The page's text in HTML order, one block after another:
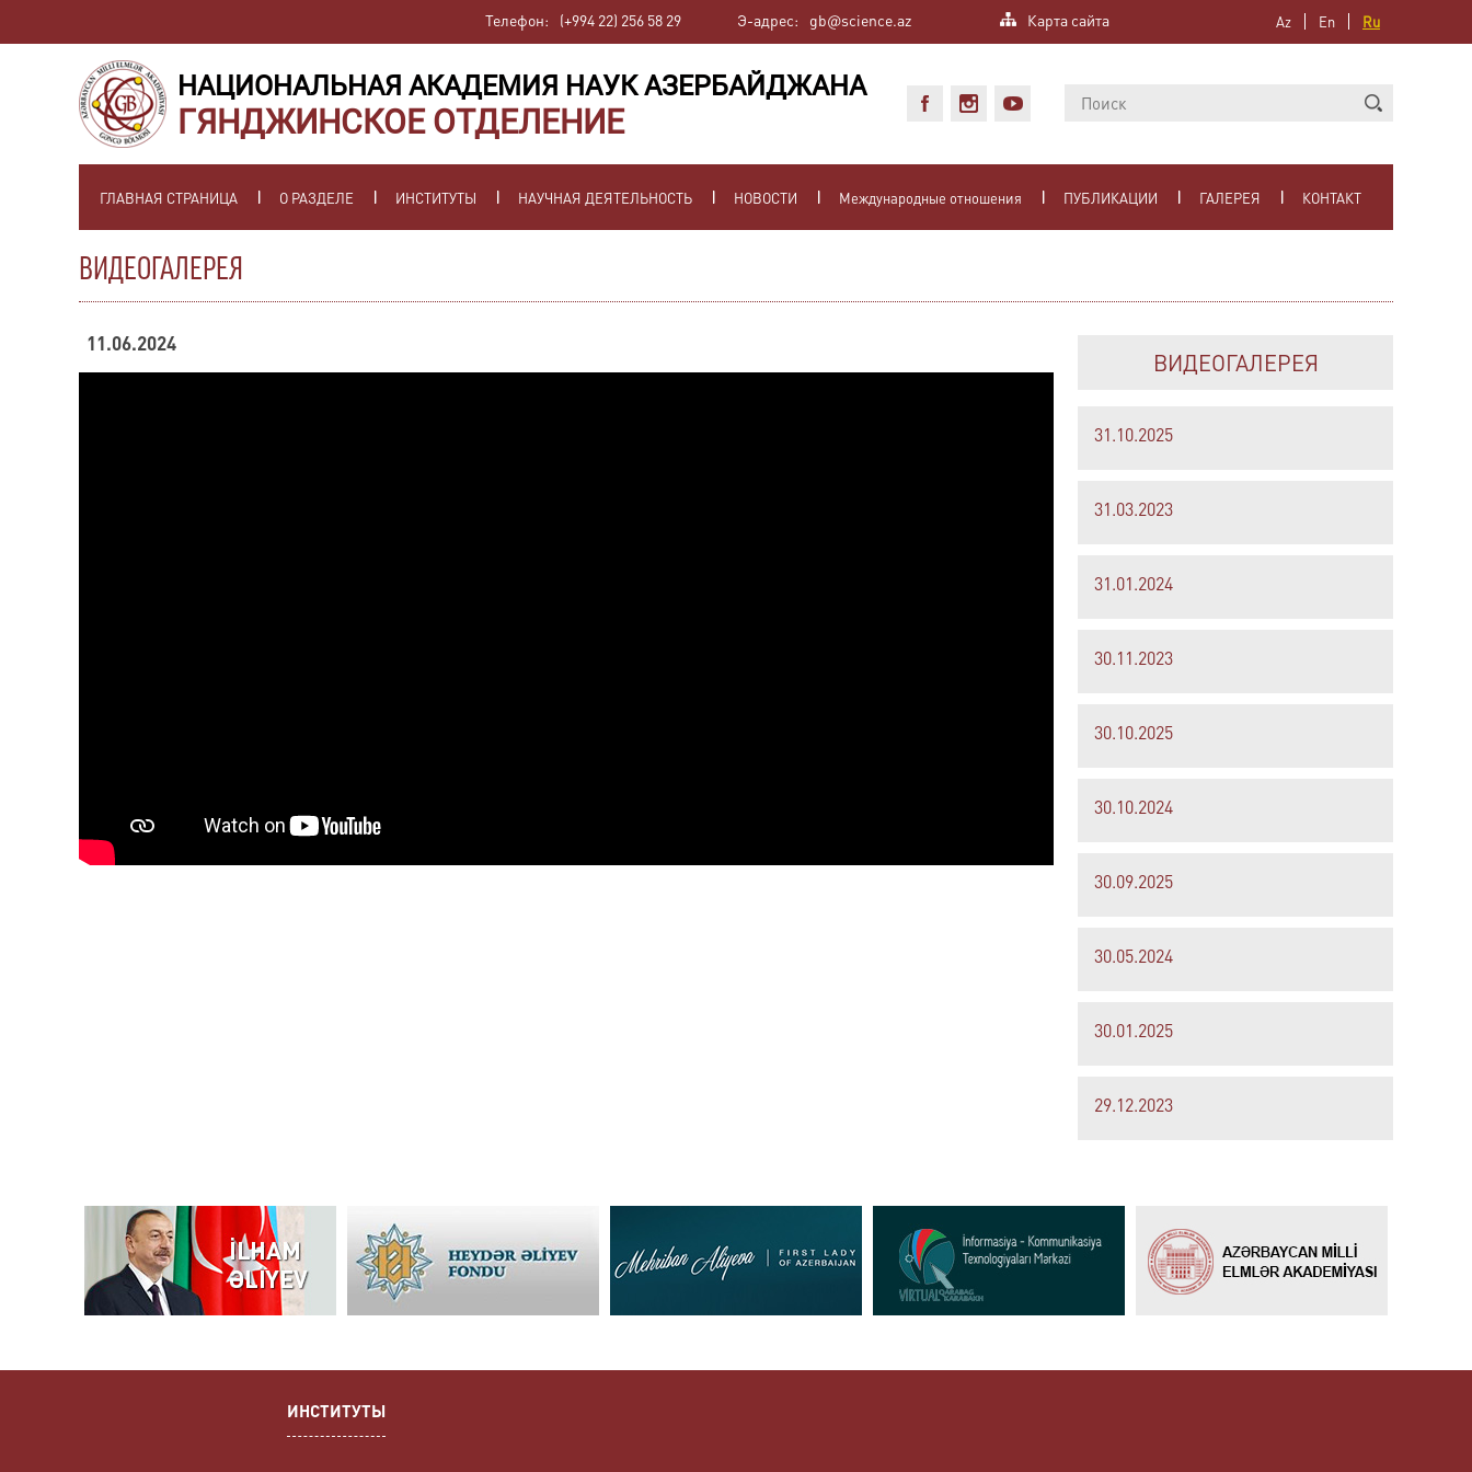
Az En Ru
Карта сайта
Э-адрес: gb@science.az
Телефон: (+994 22) 256 58 29
НАЦИОНАЛЬНАЯ АКАДЕМИЯ НАУК АЗЕРБАЙДЖАНА
ГЯНДЖИНСКОЕ ОТДЕЛЕНИЕ
ГЛАВНАЯ СТРАНИЦА О РАЗДЕЛЕ ИНСТИТУТЫ НАУЧНАЯ ДЕЯТЕЛЬНОСТЬ НОВОСТИ Международные отношения ПУБЛИКАЦИИ ГАЛЕРЕЯ КОНТАКТ
ВИДЕОГАЛЕРЕЯ
11.06.2024
ВИДЕОГАЛЕРЕЯ
31.10.2025
31.03.2023
31.01.2024
30.11.2023
30.10.2025
30.10.2024
30.09.2025
30.05.2024
30.01.2025
29.12.2023
ИНСТИТУТЫ